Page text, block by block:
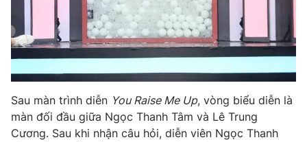
Sau màn trình diễn You Raise Me Up, vòng biểu diễn là
màn đối đầu giữa Ngọc Thanh Tâm và Lê Trung
Cương. Sau khi nhận câu hỏi, diễn viên Ngọc Thanh